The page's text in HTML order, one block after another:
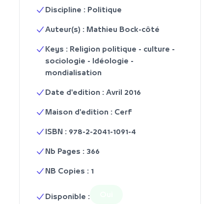
Discipline : Politique
Auteur(s) : Mathieu Bock-côté
Keys : Religion politique - culture -
sociologie - Idéologie -
mondialisation
Date d'edition : Avril 2016
Maison d'edition : Cerf
ISBN : 978-2-2041-1091-4
Nb Pages : 366
NB Copies : 1
Disponible :